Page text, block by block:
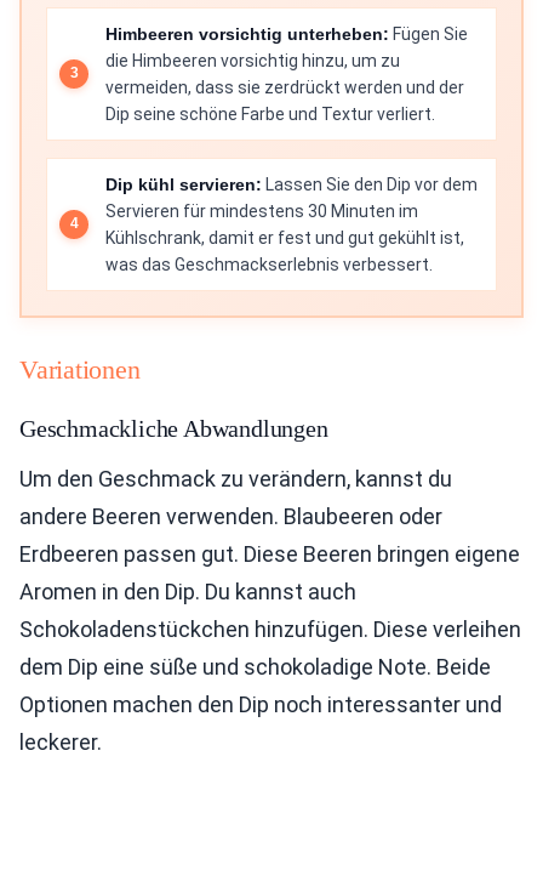
Himbeeren vorsichtig unterheben: Fügen Sie
die Himbeeren vorsichtig hinzu, um zu
vermeiden, dass sie zerdrückt werden und der
Dip seine schöne Farbe und Textur verliert.
Dip kühl servieren: Lassen Sie den Dip vor dem
Servieren für mindestens 30 Minuten im
Kühlschrank, damit er fest und gut gekühlt ist,
was das Geschmackserlebnis verbessert.
Variationen
Geschmackliche Abwandlungen
Um den Geschmack zu verändern, kannst du
andere Beeren verwenden. Blaubeeren oder
Erdbeeren passen gut. Diese Beeren bringen eigene
Aromen in den Dip. Du kannst auch
Schokoladenstückchen hinzufügen. Diese verleihen
dem Dip eine süße und schokoladige Note. Beide
Optionen machen den Dip noch interessanter und
leckerer.